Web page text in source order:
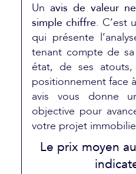
Un avis de valeur
simple chiffre. C’est
qui présente
tenant compte de
état, de ses
positionnement face
avis vous donne
objective pour
votre projet
Le prix moyen